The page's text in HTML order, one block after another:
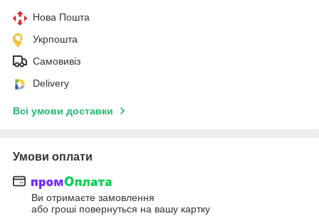
Нова Пошта
Укрпошта
Самовивіз
Delivery
Всі умови доставки
Умови оплати
Ви отримаєте замовлення
або гроші повернуться на вашу картку